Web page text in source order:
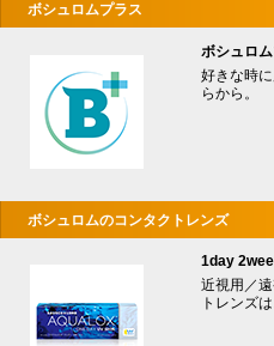
ボシュロムプラス
ボシュロ
好きな時
らから。
ボシュロムのコンタクトレンズ
1day
近視用／
トレンズ